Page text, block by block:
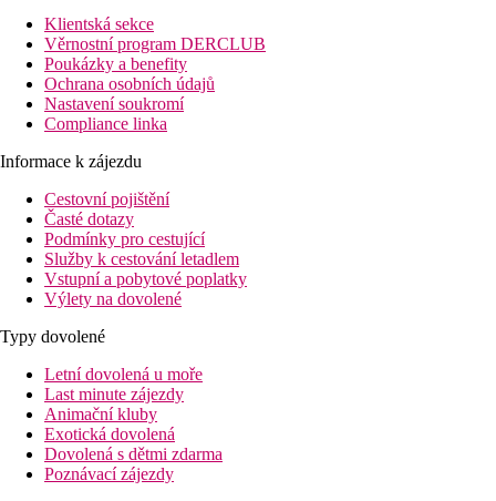
Klientská sekce
Věrnostní program DERCLUB
Poukázky a benefity
Ochrana osobních údajů
Nastavení soukromí
Compliance linka
Informace k zájezdu
Cestovní pojištění
Časté dotazy
Podmínky pro cestující
Služby k cestování letadlem
Vstupní a pobytové poplatky
Výlety na dovolené
Typy dovolené
Letní dovolená u moře
Last minute zájezdy
Animační kluby
Exotická dovolená
Dovolená s dětmi zdarma
Poznávací zájezdy